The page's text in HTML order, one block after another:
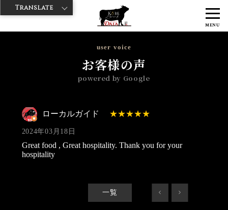
MENU
神戸牛ダイヤ > 神戸牛ダイア 雷門東店
ローカル
user voice
お客様の声
powered by Google
ローカルガイド
2024年03月18日
Great food , Great hospitality. Thank you for your
hospitality
一覧 < >
Translate